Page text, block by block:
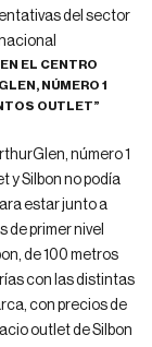
del sector
EL CENTRO
NÚMERO 1
OUTLET”
número 1
y Silbon no podía
estar junto a
de primer nivel
de 100 metros
con las distintas
con precios de
outlet de Silbon